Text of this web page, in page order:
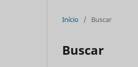
Início / Buscar
Buscar